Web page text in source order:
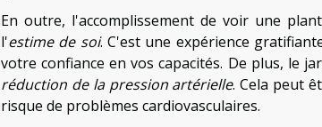
En outre, l'accomplissement de voir une
l'estime de soi. C'est une expérience
votre confiance en vos capacités. De plus, le
réduction de la pression artérielle. Cela peut
risque de problèmes cardiovasculaires.